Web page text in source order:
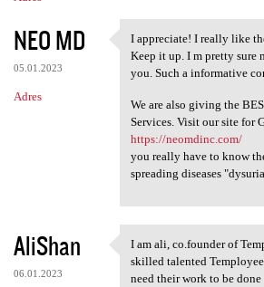
NEO MD
05.01.2023
Adres
I appreciate! I really
I appreciate! I really like
Keep it up. I m pretty sure
you. Such a informative
We are also giving the
Services. Visit our site for
https://neomdinc.com/
you really have to know
spreading diseases
AliShan
06.01.2023
I am ali, co.founder
I am ali, co.founder of
skilled talented
need their work to be done